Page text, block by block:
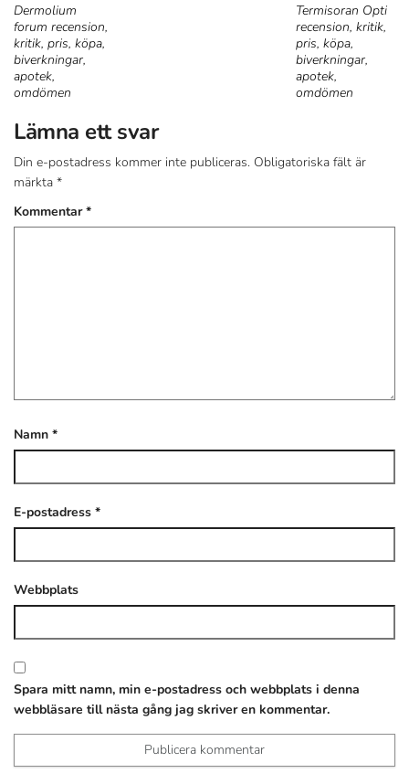
Dermolium
forum recension,
kritik, pris, köpa,
biverkningar,
apotek,
omdömen
Termisoran Opti
recension, kritik,
pris, köpa,
biverkningar,
apotek,
omdömen
Lämna ett svar
Din e-postadress kommer inte publiceras. Obligatoriska fält är
märkta *
Kommentar*
Namn *
E-postadress *
Webbplats
Spara mitt namn, min e-postadress och webbplats i denna
webbläsare till nästa gång jag skriver en kommentar.